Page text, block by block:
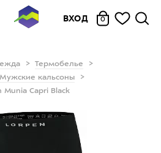
ВХОД 0
Термобелье
Мужские кальсоны
Capri Black